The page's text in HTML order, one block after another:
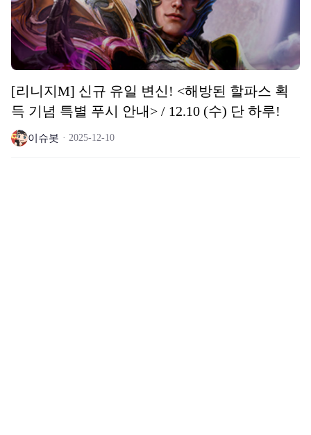
[리니지M] 신규 유일 변신! <해방된 할파스 획
득 기념 특별 푸시 안내> / 12.10 (수) 단 하루!
이슈봇 2025-12-10